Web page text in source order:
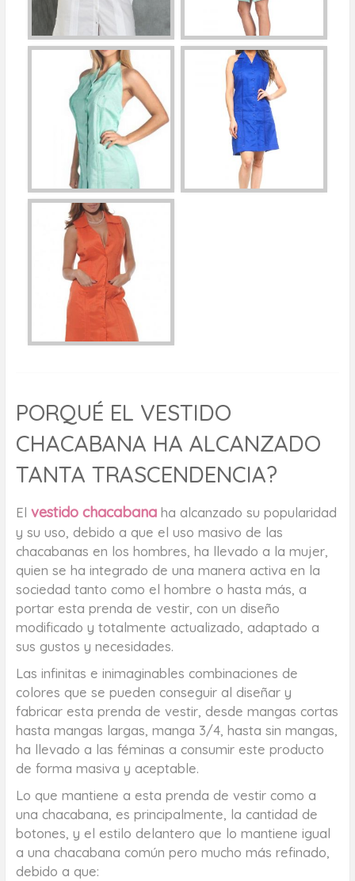
PORQUÉ EL VESTIDO
CHACABANA HA ALCANZADO
TANTA TRASCENDENCIA?
El vestido chacabana ha alcanzado su popularidad
y su uso, debido a que el uso masivo de las
chacabanas en los hombres, ha llevado a la mujer,
quien se ha integrado de una manera activa en la
sociedad tanto como el hombre o hasta más, a
portar esta prenda de vestir, con un diseño
modificado y totalmente actualizado, adaptado a
sus gustos y necesidades.
Las infinitas e inimaginables combinaciones de
colores que se pueden conseguir al diseñar y
fabricar esta prenda de vestir, desde mangas cortas
hasta mangas largas, manga 3/4, hasta sin mangas,
ha llevado a las féminas a consumir este producto
de forma masiva y aceptable.
Lo que mantiene a esta prenda de vestir como a
una chacabana, es principalmente, la cantidad de
botones, y el estilo delantero que lo mantiene igual
a una chacabana común pero mucho más refinado,
debido a que: